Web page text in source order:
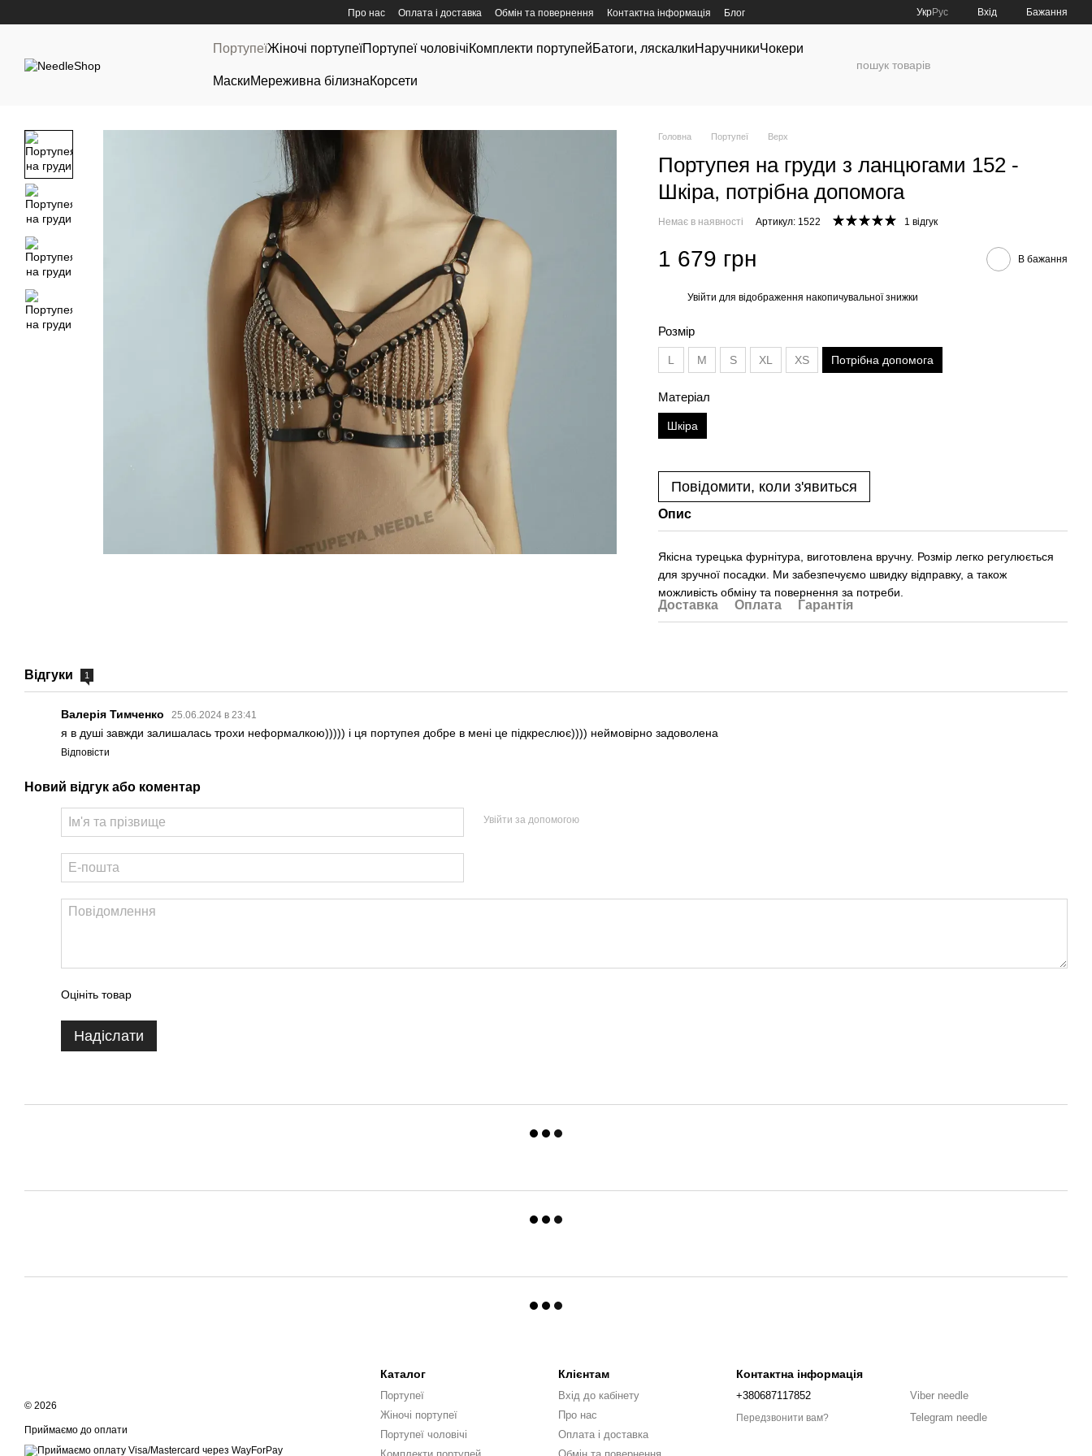
Про нас Оплата і доставка Обмін та повернення Контактна інформація Блог УкрРус Вхід Бажання
ПортупеїЖіночі портупеїПортупеї чоловічіКомплекти портупейБатоги, ляскалкиНаручникиЧокери
МаскиМереживна білизнаКорсети
Головна Портупеї Верх
Портупея на груди з ланцюгами 152 -
Шкіра, потрібна допомога
Немає в наявності Артикул: 1522 1 відгук
1 679 грн В бажання
Увійти для відображення накопичувальної знижки
Розмір
L M S XL XS Потрібна допомога
Матеріал
Шкіра
Повідомити, коли з'явиться
Опис
Якісна турецька фурнітура, виготовлена вручну. Розмір легко регулюється
для зручної посадки. Ми забезпечуємо швидку відправку, а також
можливість обміну та повернення за потреби.
Доставка Оплата Гарантія
Відгуки 1
Валерія Тимченко 25.06.2024 в 23:41
я в душі завжди залишалась трохи неформалкою))))) і ця портупея добре в мені це підкреслює)))) неймовірно задоволена
Відповісти
Новий відгук або коментар
Увійти за допомогою
Оцініть товар
Надіслати
© 2026
Приймаємо до оплати
Каталог
Портупеї
Жіночі портупеї
Портупеї чоловічі
Клієнтам
Вхід до кабінету
Про нас
Оплата і доставка
Контактна інформація
+380687117852
Передзвонити вам?
Viber needle
Telegram needle